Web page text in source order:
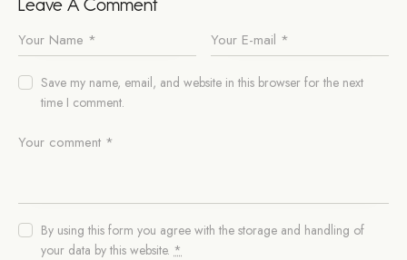
Save my name, email, and website in this browser for the next
time I comment.
By using this form you agree with the storage and handling of
your data by this website. *